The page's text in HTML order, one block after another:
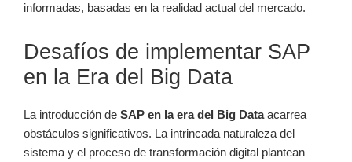
informadas, basadas en la realidad actual del mercado.
Desafíos de implementar SAP
en la Era del Big Data
La introducción de SAP en la era del Big Dataacarrea
obstáculos significativos. La intrincada naturaleza del
sistema y el proceso de transformación digital plantean